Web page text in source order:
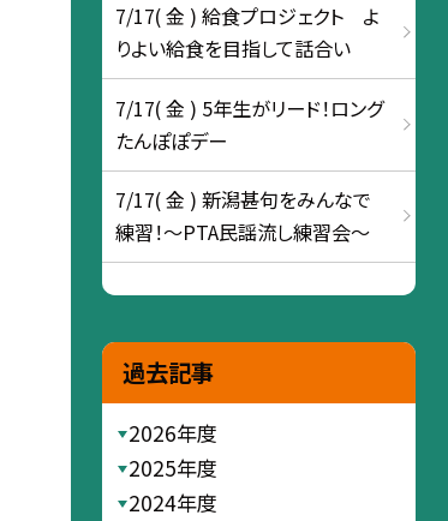
7/17( 金 ) 給食プロジェクト よ
りよい給食を目指して話合い
7/17( 金 ) 5年生がリード！ロング
たんぽぽデー
7/17( 金 ) 新潟甚句をみんなで
練習！～PTA民謡流し練習会～
過去記事
2026年度
2025年度
2024年度